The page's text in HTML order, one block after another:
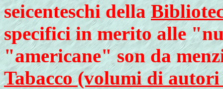
seicenteschi della
specifici in merito alle
"americane" son da
Tabacco (volumi di